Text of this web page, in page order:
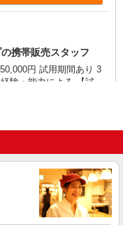
携帯販売スタッフ
円 試用期間あり 3
能力による 【試用
250000 円
茨城県 古河市 上辺見
（T11_328）
のソフトバンクコーナ